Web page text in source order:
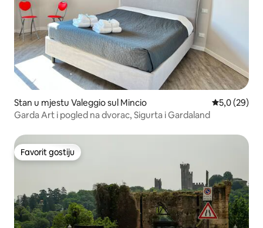
Stan u mjestu Valeggio sul Mincio prosječna
5,0 (29)
Garda Art i pogled na dvorac, Sigurta i Gardaland
Favorit gostiju
Favorit gostiju